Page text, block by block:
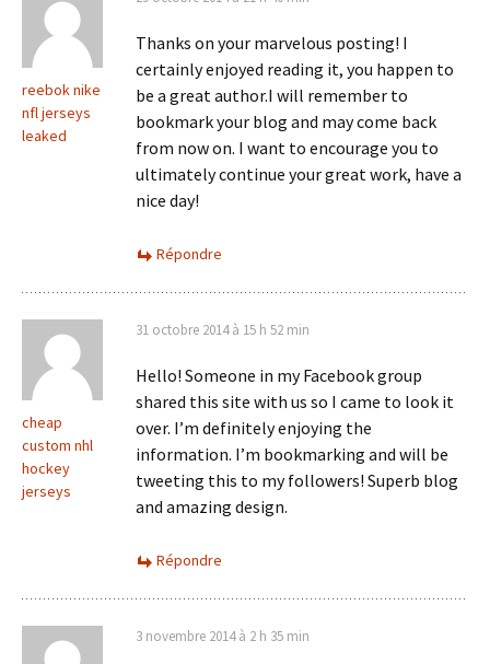
reebok nike
nfl jerseys
leaked
Thanks on your marvelous posting! I
certainly enjoyed reading it, you happen to
be a great author.I will remember to
bookmark your blog and may come back
from now on. I want to encourage you to
ultimately continue your great work, have a
nice day!
Répondre
cheap
custom nhl
hockey
jerseys
31 octobre 2014 à 15 h 52 min
Hello! Someone in my Facebook group
shared this site with us so I came to look it
over. I’m definitely enjoying the
information. I’m bookmarking and will be
tweeting this to my followers! Superb blog
and amazing design.
Répondre
3 novembre 2014 à 2 h 35 min